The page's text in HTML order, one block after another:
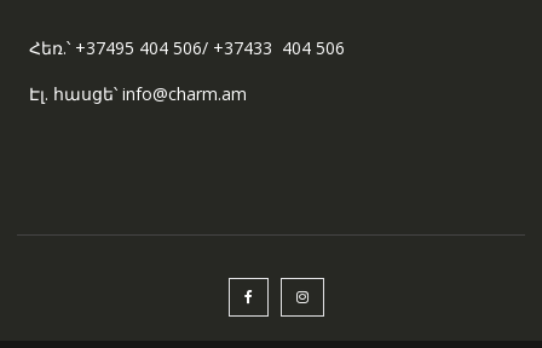
Հեռ.՝ +37495 404 506/ +37433 404 506
Էլ. հասցե՝ info@charm.am